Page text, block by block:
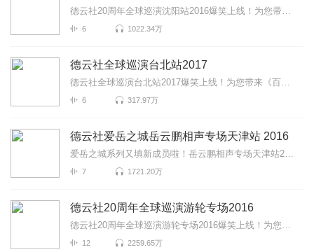
德云社20周年全球巡演沈阳站2016爆笑上线！为您带来《规矩论》《你有病啊》《学外语》等高能相声！各种...
6 1022.34万
德云社全球巡演台北站2017
德云社全球巡演台北站2017爆笑上线！为您带来《百兽图》《富贵有余》《学哑语》等高能相声！各种爆笑包...
6 317.97万
德云社爱岳之城岳云鹏相声专场天津站 2016
爱岳之城系列又填新成员啦！岳云鹏相声专场天津站2016报道！这一次小岳岳又会给我们带来什么样的爆笑片...
7 1721.20万
德云社20周年全球巡演游轮专场2016
德云社20周年全球巡演游轮专场2016爆笑上线！为您带来《快乐节奏》《富贵图》《你有病啊》等高能相声！...
12 2259.65万